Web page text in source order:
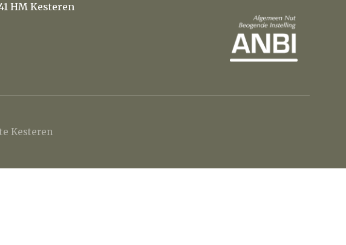
HM Kesteren
Kesteren